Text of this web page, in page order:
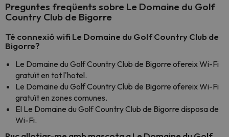
Preguntes freqüents sobre Le Domaine du Golf
Country Club de Bigorre
Té connexió wifi Le Domaine du Golf Country Club de
Bigorre?
Le Domaine du Golf Country Club de Bigorre ofereix Wi-Fi
gratuït en tot l'hotel.
Le Domaine du Golf Country Club de Bigorre ofereix Wi-Fi
gratuït en zones comunes.
El Le Domaine du Golf Country Club de Bigorre disposa de
Wi-Fi.